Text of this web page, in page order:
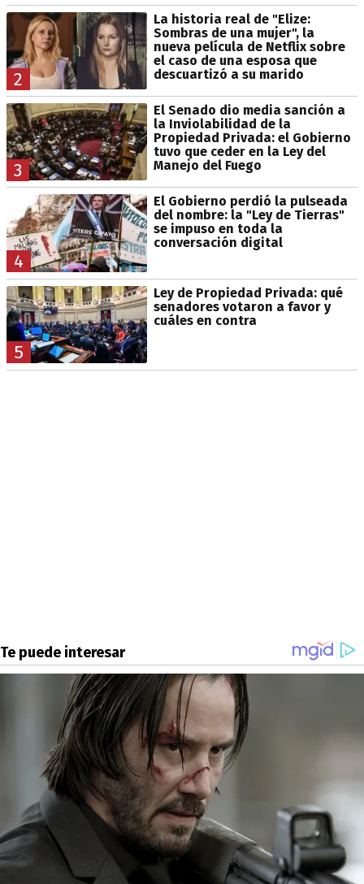
2
La historia real de "Elize:
Sombras de una mujer", la
nueva película de Netflix sobre
el caso de una esposa que
descuartizó a su marido
3
El Senado dio media sanción a
la Inviolabilidad de la
Propiedad Privada: el Gobierno
tuvo que ceder en la Ley del
Manejo del Fuego
4
El Gobierno perdió la pulseada
del nombre: la "Ley de Tierras"
se impuso en toda la
conversación digital
5
Ley de Propiedad Privada: qué
senadores votaron a favor y
cuáles en contra